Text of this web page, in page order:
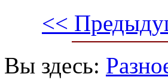
<<
Вы здесь: